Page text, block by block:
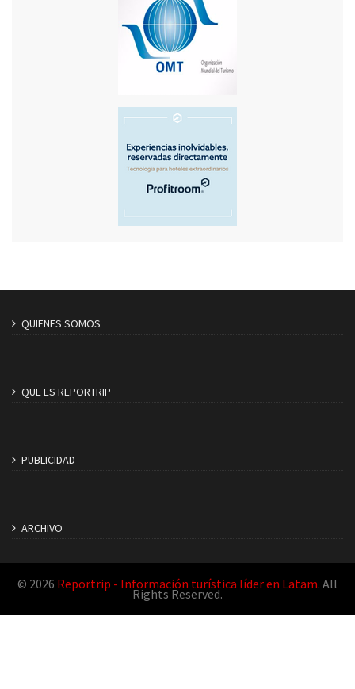
QUIENES SOMOS
QUE ES REPORTRIP
PUBLICIDAD
ARCHIVO
© 2026 Reportrip - Información turística líder en Latam. All
Rights Reserved.